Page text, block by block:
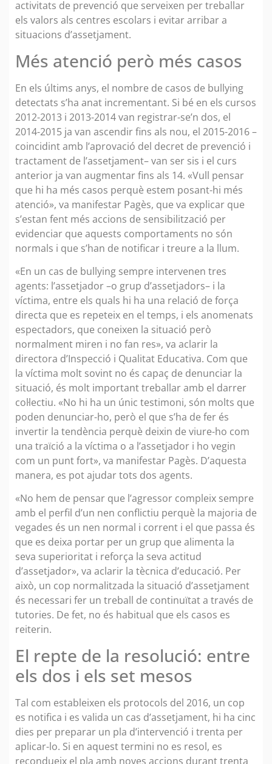
activitats de prevenció que serveixen per treballar
els valors als centres escolars i evitar arribar a
situacions d’assetjament.
Més atenció però més casos
En els últims anys, el nombre de casos de bullying
detectats s’ha anat incrementant. Si bé en els cursos
2012-2013 i 2013-2014 van registrar-se’n dos, el
2014-2015 ja van ascendir fins als nou, el 2015-2016 –
coincidint amb l’aprovació del decret de prevenció i
tractament de l’assetjament– van ser sis i el curs
anterior ja van augmentar fins als 14. «Vull pensar
que hi ha més casos perquè estem posant-hi més
atenció», va manifestar Pagès, que va explicar que
s’estan fent més accions de sensibilització per
evidenciar que aquests comportaments no són
normals i que s’han de notificar i treure a la llum.
«En un cas de bullying sempre intervenen tres
agents: l’assetjador –o grup d’assetjadors– i la
víctima, entre els quals hi ha una relació de força
directa que es repeteix en el temps, i els anomenats
espectadors, que coneixen la situació però
normalment miren i no fan res», va aclarir la
directora d’Inspecció i Qualitat Educativa. Com que
la víctima molt sovint no és capaç de denunciar la
situació, és molt important treballar amb el darrer
col·lectiu. «No hi ha un únic testimoni, són molts que
poden denunciar-ho, però el que s’ha de fer és
invertir la tendència perquè deixin de viure-ho com
una traïció a la víctima o a l’assetjador i ho vegin
com un punt fort», va manifestar Pagès. D’aquesta
manera, es pot ajudar tots dos agents.
«No hem de pensar que l’agressor compleix sempre
amb el perfil d’un nen conflictiu perquè la majoria de
vegades és un nen normal i corrent i el que passa és
que es deixa portar per un grup que alimenta la
seva superioritat i reforça la seva actitud
d’assetjador», va aclarir la tècnica d’educació. Per
això, un cop normalitzada la situació d’assetjament
és necessari fer un treball de continuïtat a través de
tutories. De fet, no és habitual que els casos es
reiterin.
El repte de la resolució: entre
els dos i els set mesos
Tal com estableixen els protocols del 2016, un cop
es notifica i es valida un cas d’assetjament, hi ha cinc
dies per preparar un pla d’intervenció i trenta per
aplicar-lo. Si en aquest termini no es resol, es
recondueix el pla amb noves accions durant trenta